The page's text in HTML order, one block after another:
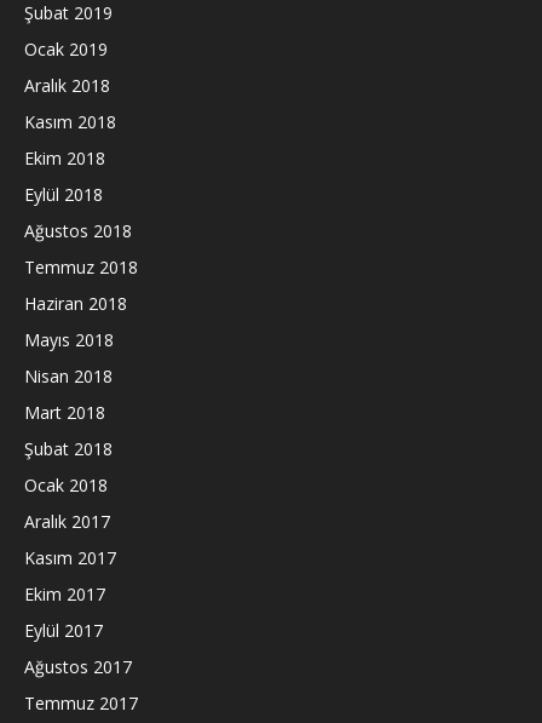
Şubat 2019
Ocak 2019
Aralık 2018
Kasım 2018
Ekim 2018
Eylül 2018
Ağustos 2018
Temmuz 2018
Haziran 2018
Mayıs 2018
Nisan 2018
Mart 2018
Şubat 2018
Ocak 2018
Aralık 2017
Kasım 2017
Ekim 2017
Eylül 2017
Ağustos 2017
Temmuz 2017